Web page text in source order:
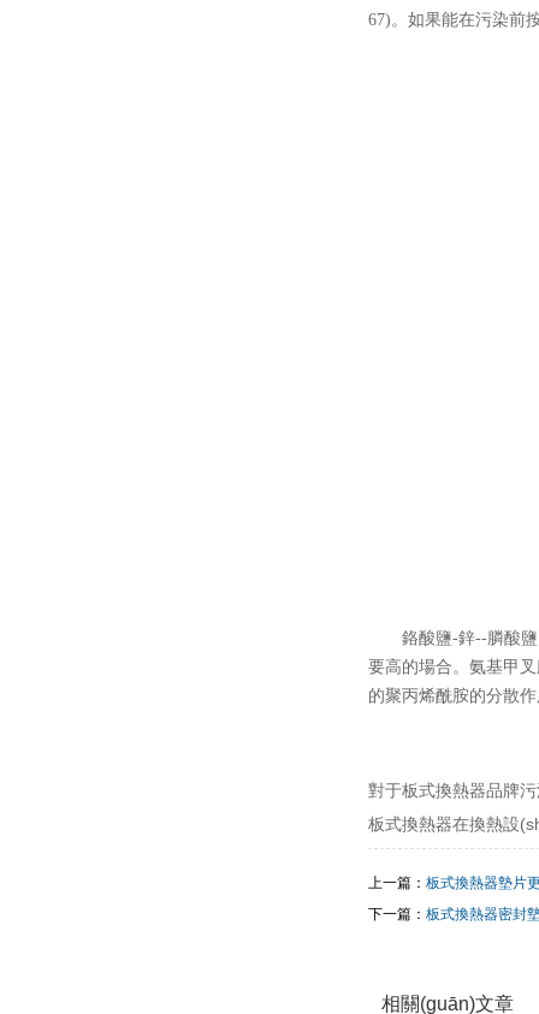
67)。如果能在污染前按
鉻酸鹽-鋅--膦酸鹽
要高的場合。氨基甲叉
的聚丙烯酰胺的分散
對于板式換熱器品牌污
板式換熱器在換熱設
上一篇： 板式換熱器墊片
下一篇： 板式換熱器密封
相關(guān)文章